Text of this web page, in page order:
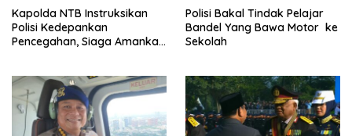
Kapolda NTB Instruksikan
Polisi Kedepankan
Pencegahan, Siaga Amankan
Polisi Bakal Tindak Pelajar
Bandel Yang Bawa Motor ke
Sekolah